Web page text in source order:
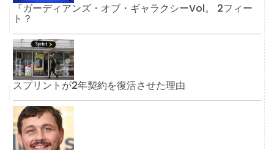
『ガーディアンズ・オブ・ギャラクシーVol。 2フィー
ト？
スプリントが2年契約を復活させた理由